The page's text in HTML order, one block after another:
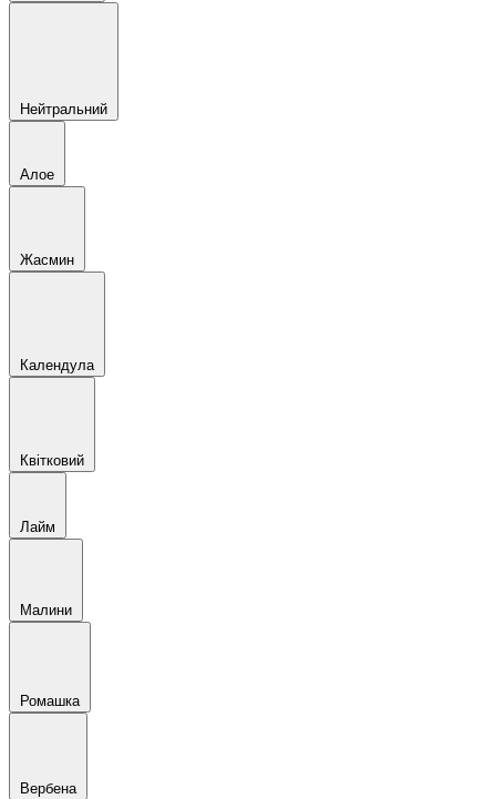
Нейтральний
Алое
Жасмин
Календула
Квітковий
Лайм
Малини
Ромашка
Вербена